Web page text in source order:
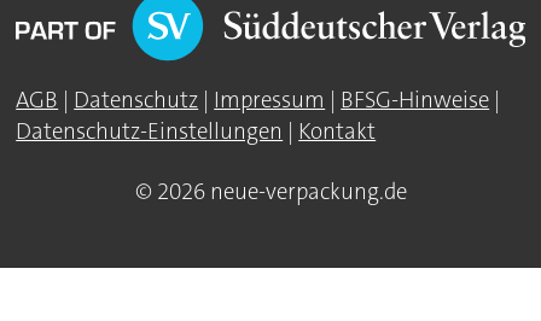
AGB | Datenschutz | Impressum | BFSG-Hinweise |
Datenschutz-Einstellungen | Kontakt
© 2026 neue-verpackung.de